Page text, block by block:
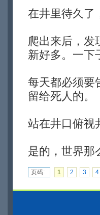
在井里待久了
爬出来后，发
新好多。一下
每天都必须要
留给死人的。
站在井口俯视
是的，世界那
页码: 1 2 3 4